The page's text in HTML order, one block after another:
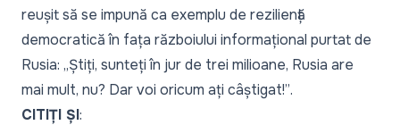
reușit să se impună ca exemplu de reziliență
democratică în fața războiului informațional purtat de
Rusia: „Știți, sunteți în jur de trei milioane, Rusia are
mai mult, nu? Dar voi oricum ați câștigat!”.
CITIȚI ȘI: